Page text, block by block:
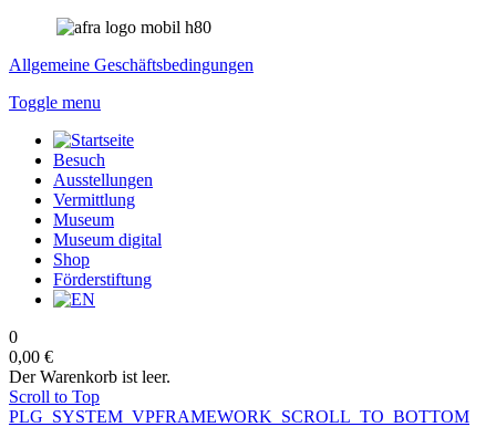
Allgemeine Geschäftsbedingungen
Toggle menu
Besuch
Ausstellungen
Vermittlung
Museum
Museum digital
Shop
Förderstiftung
0
0,00 €
Der Warenkorb ist leer.
Scroll to Top
PLG_SYSTEM_VPFRAMEWORK_SCROLL_TO_BOTTOM